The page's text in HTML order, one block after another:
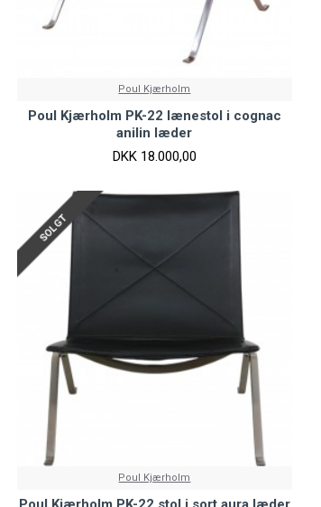
Poul Kjærholm
Poul Kjærholm PK-22 lænestol i cognac
anilin læder
DKK 18.000,00
SOLGT
Poul Kjærholm